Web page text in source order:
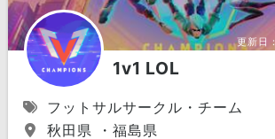
更新日
1v1 LOL
フットサルサークル・チーム
秋田県 ・福島県